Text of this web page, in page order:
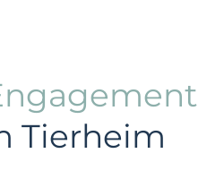
Tierheim